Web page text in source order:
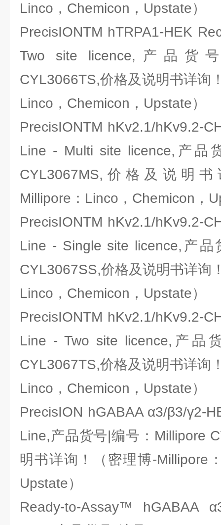
Linco，Chemicon，Upstate）
PrecisIONTM hTRPA1-HEK
Two site licence,产品货
CYL3066TS,价格及说明书详询
Linco，Chemicon，Upstate）
PrecisIONTM hKv2.1/hKv9.2-
Line - Multi site licence,产品
CYL3067MS,价格及说明
Millipore：Linco，Chemicon，
PrecisIONTM hKv2.1/hKv9.2-
Line - Single site licence,产
CYL3067SS,价格及说明书详询
Linco，Chemicon，Upstate）
PrecisIONTM hKv2.1/hKv9.2-
Line - Two site licence,产品
CYL3067TS,价格及说明书详询
Linco，Chemicon，Upstate）
PrecisION hGABAA α3/β3/γ2-
Line,产品货号|编号：Millipore
明书详询！（密理博-Millipore
Upstate）
Ready-to-Assay™ hGABAA